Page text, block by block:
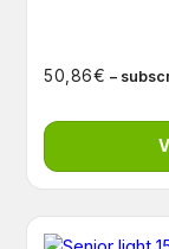
50,86€ –